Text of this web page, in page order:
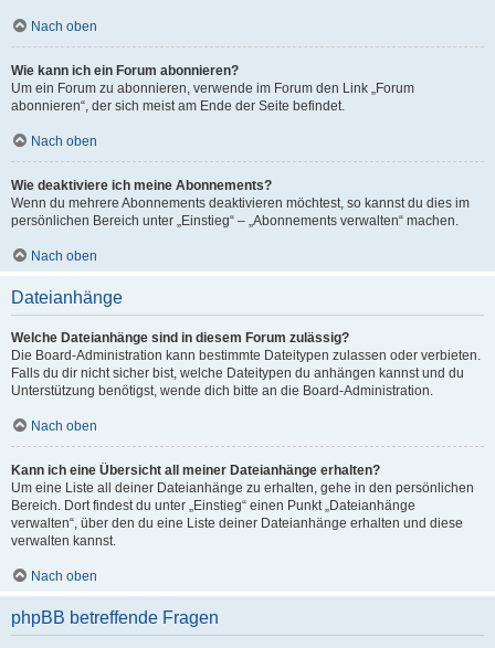
Nach oben
Wie kann ich ein Forum abonnieren?
Um ein Forum zu abonnieren, verwende im Forum den Link „Forum
abonnieren“, der sich meist am Ende der Seite befindet.
Nach oben
Wie deaktiviere ich meine Abonnements?
Wenn du mehrere Abonnements deaktivieren möchtest, so kannst du dies im
persönlichen Bereich unter „Einstieg“ – „Abonnements verwalten“ machen.
Nach oben
Dateianhänge
Welche Dateianhänge sind in diesem Forum zulässig?
Die Board-Administration kann bestimmte Dateitypen zulassen oder verbieten.
Falls du dir nicht sicher bist, welche Dateitypen du anhängen kannst und du
Unterstützung benötigst, wende dich bitte an die Board-Administration.
Nach oben
Kann ich eine Übersicht all meiner Dateianhänge erhalten?
Um eine Liste all deiner Dateianhänge zu erhalten, gehe in den persönlichen
Bereich. Dort findest du unter „Einstieg“ einen Punkt „Dateianhänge
verwalten“, über den du eine Liste deiner Dateianhänge erhalten und diese
verwalten kannst.
Nach oben
phpBB betreffende Fragen